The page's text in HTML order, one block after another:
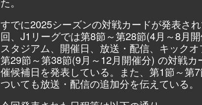
すでに2025シーズンの対戦カードが発表さ
回、J1リーグでは第8節～第28節(4月～8月開
スタジアム、開催日、放送・配信、キック
第29節～第38節(9月～12月開催分) の対戦
催候補日を発表している。また、第1節～第
ついても放送・配信の追加分を伝えている。